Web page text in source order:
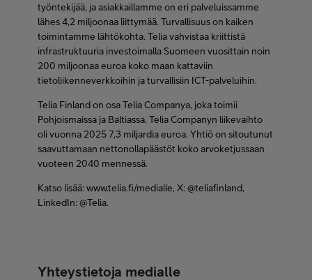
työntekijää, ja asiakkaillamme on eri palveluissamme
lähes 4,2 miljoonaa liittymää. Turvallisuus on kaiken
toimintamme lähtökohta. Telia vahvistaa kriittistä
infrastruktuuria investoimalla Suomeen vuosittain noin
200 miljoonaa euroa koko maan kattaviin
tietoliikenneverkkoihin ja turvallisiin ICT-palveluihin.
Telia Finland on osa Telia Companya, joka toimii
Pohjoismaissa ja Baltiassa. Telia Companyn liikevaihto
oli vuonna 2025 7,3 miljardia euroa. Yhtiö on sitoutunut
saavuttamaan nettonollapäästöt koko arvoketjussaan
vuoteen 2040 mennessä.
Katso lisää: www.telia.fi/medialle, X: @teliafinland,
LinkedIn: @Telia.
Yhteystietoja medialle